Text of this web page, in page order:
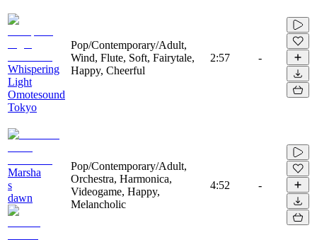
Whispering
Light
Omotesound
Tokyo
Pop/Contemporary/Adult,
Wind, Flute, Soft, Fairytale,
Happy, Cheerful
2:57 -
Marsha
s
dawn
Pop/Contemporary/Adult,
Orchestra, Harmonica,
Videogame, Happy,
Melancholic
4:52 -